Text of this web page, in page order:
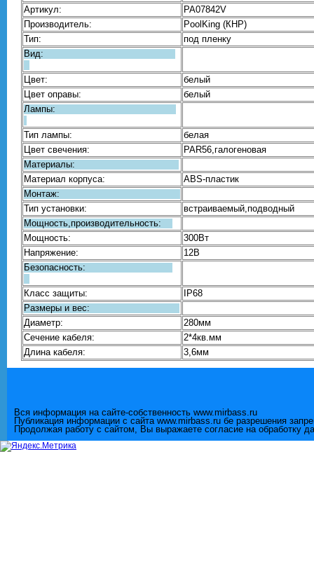
Артикул:
PA07842V
Производитель:
PoolKing (КНР)
Тип:
под пленку
Вид:
Цвет:
белый
Цвет оправы:
белый
Лампы:
Тип лампы:
белая
Цвет свечения:
PAR56,галогеновая
Материалы:
Материал корпуса:
ABS-пластик
Монтаж:
Тип установки:
встраиваемый,подводный
Мощность,производительность:
Мощность:
300Вт
Напряжение:
12В
Безопасность:
Класс защиты:
IP68
Размеры и вес:
Диаметр:
280мм
Сечение кабеля:
2*4кв.мм
Длина кабеля:
3,6мм
Вся информация на сайте-собственность www.mirbass.ru
Публикация информации с сайта www.mirbass.ru бе разрешения
Продолжая работу с сайтом, Вы выражаете согласие на обработку